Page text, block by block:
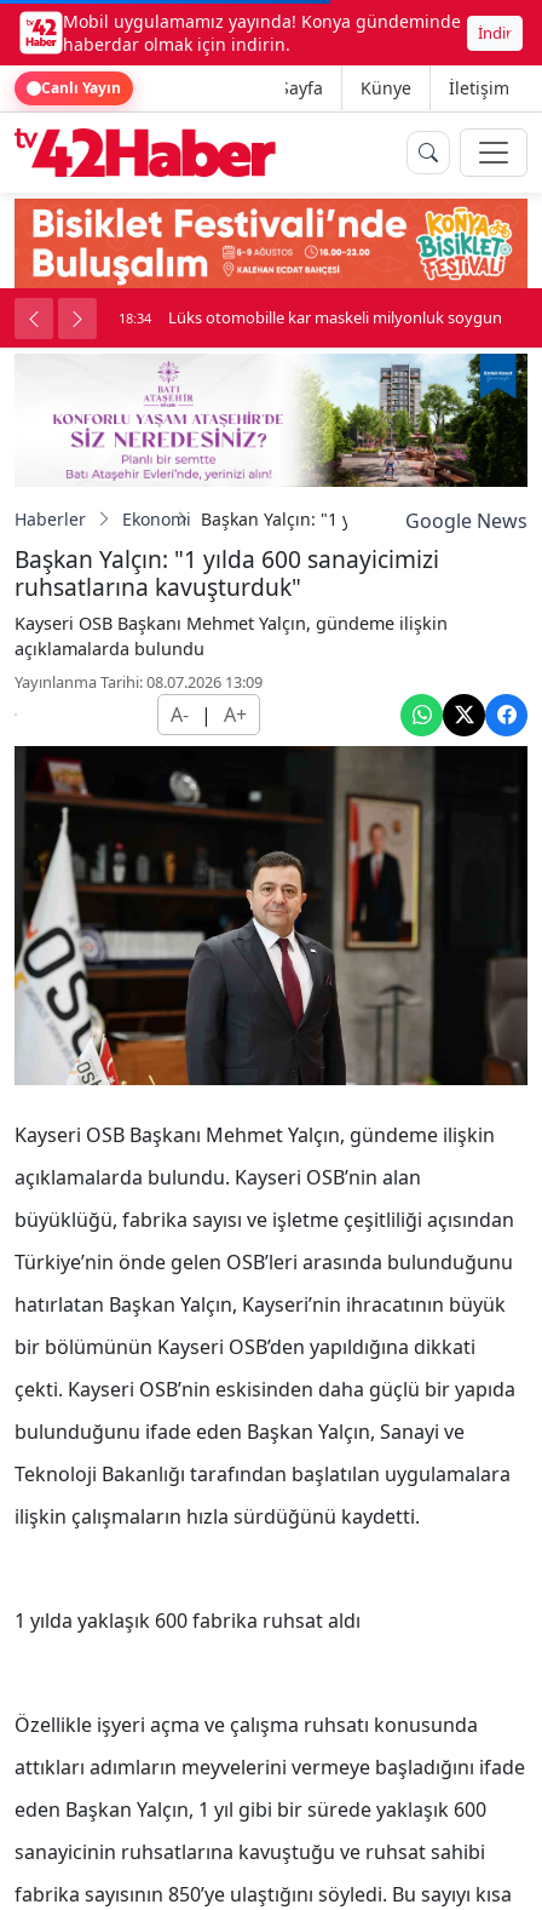
Mobil uygulamamız yayında! Konya gündeminde
haberdar olmak için indirin.
İndir
Canlı Yayın Ana Sayfa Künye İletişim
kavga çıktı 18:34 Lüks otomobille kar maskeli milyonluk soygun
Haberler Ekonomi Başkan Yalçın: "1 yılda 600 sanayicimizi
Google News
Başkan Yalçın: "1 yılda 600 sanayicimizi
ruhsatlarına kavuşturduk"
Kayseri OSB Başkanı Mehmet Yalçın, gündeme ilişkin
açıklamalarda bulundu
Yayınlanma Tarihi: 08.07.2026 13:09
A- | A+
Kayseri OSB Başkanı Mehmet Yalçın, gündeme ilişkin
açıklamalarda bulundu. Kayseri OSB’nin alan
büyüklüğü, fabrika sayısı ve işletme çeşitliliği açısından
Türkiye’nin önde gelen OSB’leri arasında bulunduğunu
hatırlatan Başkan Yalçın, Kayseri’nin ihracatının büyük
bir bölümünün Kayseri OSB’den yapıldığına dikkati
çekti. Kayseri OSB’nin eskisinden daha güçlü bir yapıda
bulunduğunu ifade eden Başkan Yalçın, Sanayi ve
Teknoloji Bakanlığı tarafından başlatılan uygulamalara
ilişkin çalışmaların hızla sürdüğünü kaydetti.
1 yılda yaklaşık 600 fabrika ruhsat aldı
Özellikle işyeri açma ve çalışma ruhsatı konusunda
attıkları adımların meyvelerini vermeye başladığını ifade
eden Başkan Yalçın, 1 yıl gibi bir sürede yaklaşık 600
sanayicinin ruhsatlarına kavuştuğu ve ruhsat sahibi
fabrika sayısının 850’ye ulaştığını söyledi. Bu sayıyı kısa